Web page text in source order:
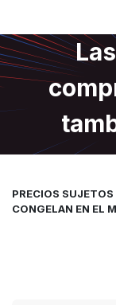
PRECIOS
CONGELAN EN EL